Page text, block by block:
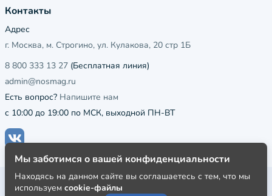
Контакты
Адрес
г. Москва, м. Строгино, ул. Кулакова, 20 стр 1Б
8 800 333 13 27 (Бесплатная линия)
admin@nosmag.ru
Есть вопрос? Напишите нам
с 10:00 до 19:00 по МСК, выходной ПН-ВТ
Публичная оферта
Мы заботимся о вашей конфиденциальности
Находясь на данном сайте вы соглашаетесь с тем, что мы
используем cookie-файлы